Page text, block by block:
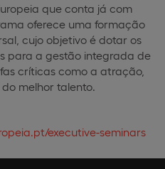
que conta já com
oferece uma formação
cujo objetivo é dotar os
para a gestão integrada de
críticas como a atração,
melhor talento.
executive-seminars